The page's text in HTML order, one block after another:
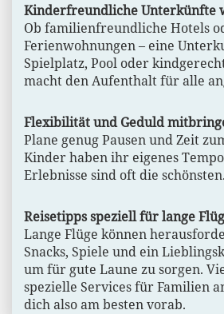
Kinderfreundliche Unterkünfte
Ob familienfreundliche Hotels
Ferienwohnungen – eine
Spielplatz, Pool oder
macht den Aufenthalt für alle
Flexibilität und Geduld
Plane genug Pausen und Zeit
Kinder haben ihr eigenes
Erlebnisse sind oft die schönsten.
Reisetipps speziell für lange
Lange Flüge können
Snacks, Spiele und ein
um für gute Laune zu sorgen.
spezielle Services für Familien
dich also am besten vorab.